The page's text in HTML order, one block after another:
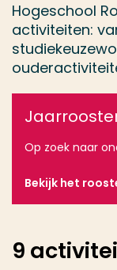
Hogeschool
activiteiten:
Op zoek naar
Bekijk het
9